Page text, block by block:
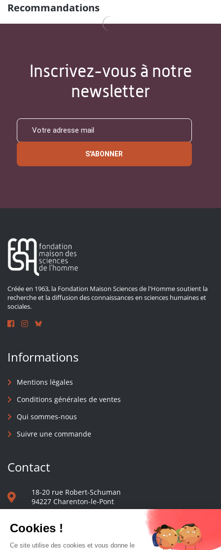
Recommandations
Inscrivez-vous à notre
newsletter
S'ABONNER
Créée en 1963, la Fondation Maison Sciences de l'Homme soutient la
recherche et la diffusion des connaissances en sciences humaines et
sociales.
Informations
Mentions légales
Conditions générales de ventes
Qui sommes-nous
Suivre une commande
Contact
18-20 rue Robert-Schuman
94227 Charenton-le-Pont